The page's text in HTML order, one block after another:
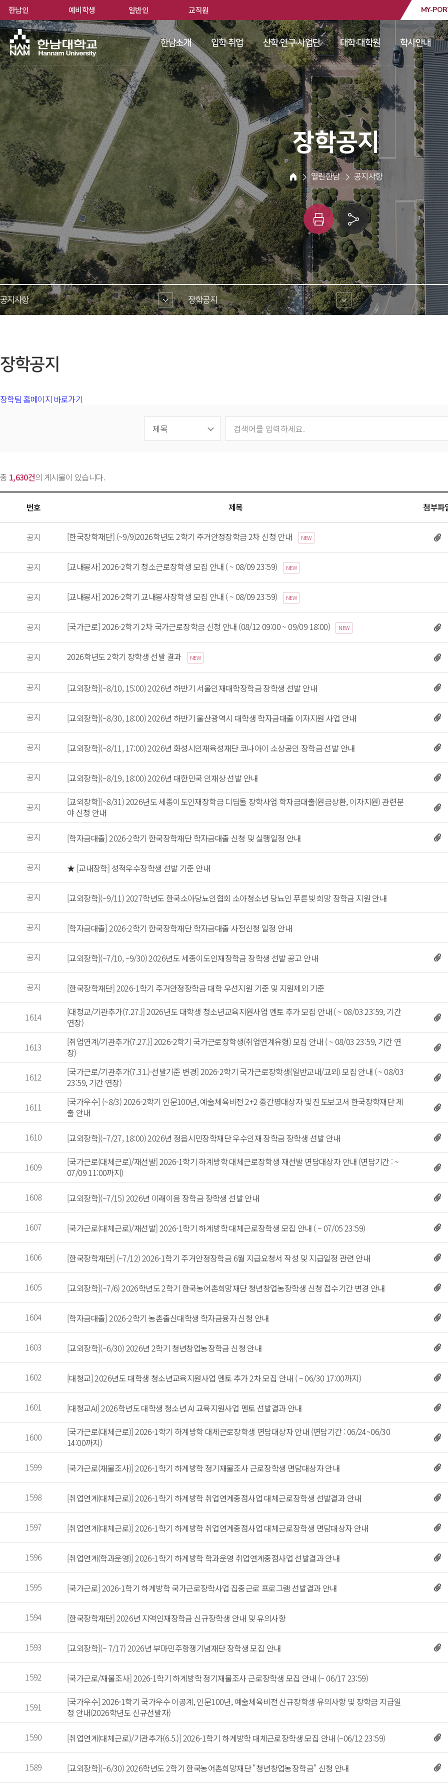
한남대학교
MY-
한남소개 입학·취업 산학·연구·사업단 대학·대학원 학사안내
장학공지
HOME
열린한남 공지사항
쇄
링
크
공유
공지사항 장학공지
장학공지
장학팀 홈페이지 바로가기
총 1,630건의 게시물이 있습니다.
번호 제목 첨부파
공지 [한국장학재단] (~9/9)2026학년도 2학기 주거안정장학금 2차 신청 안내 NEW
공지 [교내봉사] 2026-2학기 청소근로장학생 모집 안내 ( ~ 08/09 23:59) NEW
공지 [교내봉사] 2026-2학기 교내봉사장학생 모집 안내 ( ~ 08/09 23:59) NEW
공지 [국가근로] 2026-2학기 2차 국가근로장학금 신청 안내 (08/12 09:00 ~ 09/09 18:00) NEW
공지 2026학년도 2학기 장학생 선발 결과 NEW
공지 [교외장학](~8/10, 15:00) 2026년 하반기 서울인재대학장학금 장학생 선발 안내
공지 [교외장학](~8/30, 18:00) 2026년 하반기 울산광역시 대학생 학자금대출 이자지원 사업 안내
공지 [교외장학](~8/11, 17:00) 2026년 화성시인재육성재단 코나아이 소상공인 장학금 선발 안내
공지 [교외장학](~8/19, 18:00) 2026년 대한민국 인재상 선발 안내
공지
[교외장학](~8/31) 2026년도 세종이도인재장학금 디딤돌 장학사업 학자금대출(원금상환, 이자지원) 관련분
야 신청 안내
공지 [학자금대출] 2026-2학기 한국장학재단 학자금대출 신청 및 실행일정 안내
공지 ★ [교내장학] 성적우수장학생 선발 기준 안내
공지 [교외장학](~9/11) 2027학년도 한국소아당뇨인협회 소아청소년 당뇨인 푸른빛 희망 장학금 지원 안내
공지 [학자금대출] 2026-2학기 한국장학재단 학자금대출 사전신청 일정 안내
공지 [교외장학](~7/10, ~9/30) 2026년도 세종이도인재장학금 장학생 선발 공고 안내
공지 [한국장학재단] 2026-1학기 주거안정장학금 대학 우선지원 기준 및 지원제외 기준
1614
[대청교/기관추가(7.27.)] 2026년도 대학생 청소년교육지원사업 멘토 추가 모집 안내 ( ~ 08/03 23:59, 기간
연장)
1613
[취업연계/기관추가(7.27.)] 2026-2학기 국가근로장학생(취업연계유형) 모집 안내 ( ~ 08/03 23:59, 기간 연
장)
1612
[국가근로/기관추가(7.31.)·선발기준 변경] 2026-2학기 국가근로장학생(일반교내/교외) 모집 안내 ( ~ 08/03
23:59, 기간 연장)
1611
[국가우수] (~8/3) 2026-2학기 인문100년, 예술체육비전 2+2 중간평대상자 및 진도보고서 한국장학재단 제
출 안내
1610 [교외장학](~7/27, 18:00) 2026년 정읍시민장학재단 우수인재 장학금 장학생 선발 안내
1609
[국가근로(대체근로)/재선발] 2026-1학기 하계방학 대체근로장학생 재선발 면담대상자 안내 (면담기간 : ~
07/09 11:00까지)
1608 [교외장학](~7/15) 2026년 미래이음 장학금 장학생 선발 안내
1607 [국가근로(대체근로)/재선발] 2026-1학기 하계방학 대체근로장학생 모집 안내 ( ~ 07/05 23:59)
1606 [한국장학재단] (~7/12) 2026-1학기 주거안정장학금 6월 지급요청서 작성 및 지급일정 관련 안내
1605 [교외장학](~7/6) 2026학년도 2학기 한국농어촌희망재단 청년창업농장학생 신청 접수기간 변경 안내
1604 [학자금대출] 2026-2학기 농촌출신대학생 학자금융자 신청 안내
1603 [교외장학](~6/30) 2026년 2학기 청년창업농장학금 신청 안내
1602 [대청교] 2026년도 대학생 청소년교육지원사업 멘토 추가 2차 모집 안내 ( ~ 06/30 17:00까지)
1601 [대청교AI] 2026학년도 대학생 청소년 AI 교육지원사업 멘토 선발결과 안내
1600
[국가근로(대체근로)] 2026-1학기 하계방학 대체근로장학생 면담대상자 안내 (면담기간 : 06/24~06/30
14:00까지)
1599 [국가근로(재물조사)] 2026-1학기 하계방학 정기재물조사 근로장학생 면담대상자 안내
1598 [취업연계(대체근로)] 2026-1학기 하계방학 취업연계중점사업 대체근로장학생 선발결과 안내
1597 [취업연계(대체근로)] 2026-1학기 하계방학 취업연계중점사업 대체근로장학생 면담대상자 안내
1596 [취업연계(학과운영)] 2026-1학기 하계방학 학과운영 취업연계중점사업 선발결과 안내
1595 [국가근로] 2026-1학기 하계방학 국가근로장학사업 집중근로 프로그램 선발결과 안내
1594 [한국장학재단] 2026년 지역인재장학금 신규장학생 안내 및 유의사항
1593 [교외장학](~ 7/17) 2026년 부마민주항쟁기념재단 장학생 모집 안내
1592 [국가근로/재물조사] 2026-1학기 하계방학 정기재물조사 근로장학생 모집 안내 (~ 06/17 23:59)
1591
[국가우수] 2026-1학기 국가우수 이공계, 인문100년, 예술체육비전 신규장학생 유의사항 및 장학금 지급일
정 안내(2026학년도 신규선발자)
1590 [취업연계(대체근로)/기관추가(6.5.)] 2026-1학기 하계방학 대체근로장학생 모집 안내 (~06/12 23:59)
1589 [교외장학](~6/30) 2026학년도 2학기 한국농어촌희망재단 "청년창업농장학금" 신청 안내
한남인 예비학생 일반인 교직원